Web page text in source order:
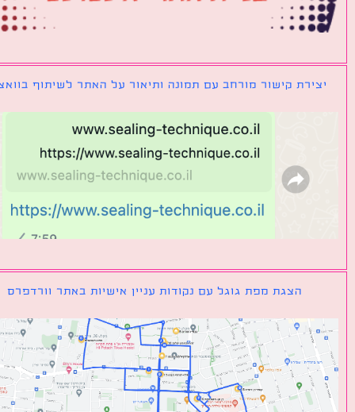
קישור מורחב עם תמונה ותיאור על האתר לשיתוף בוואצאפ
הצגת מפת גוגל עם נקודות עניין אישיות באתר וורדפרס